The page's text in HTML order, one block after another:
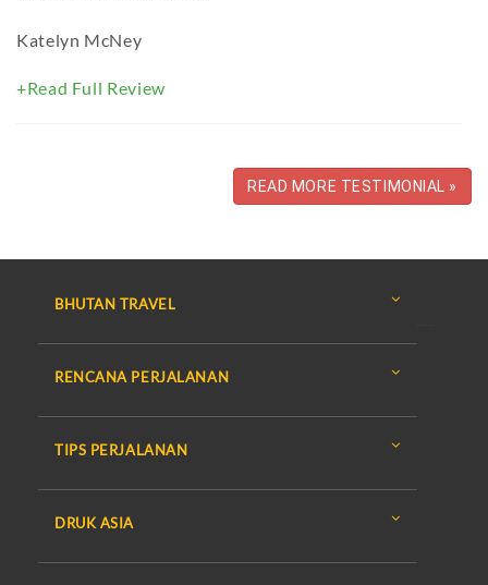
Katelyn McNey
+Read Full Review
READ MORE TESTIMONIAL »
BHUTAN TRAVEL
RENCANA PERJALANAN
TIPS PERJALANAN
DRUK ASIA